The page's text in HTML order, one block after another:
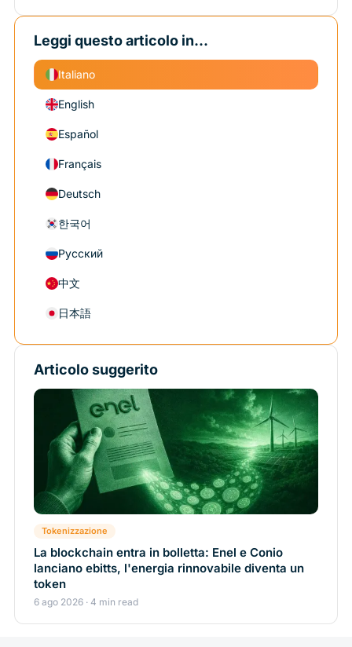
Leggi questo articolo in...
Italiano
English
Español
Français
Deutsch
한국어
Русский
中文
日本語
Articolo suggerito
Tokenizzazione
La blockchain entra in bolletta: Enel e Conio
lanciano ebitts, l'energia rinnovabile diventa un
token
6 ago 2026 · 4 min read